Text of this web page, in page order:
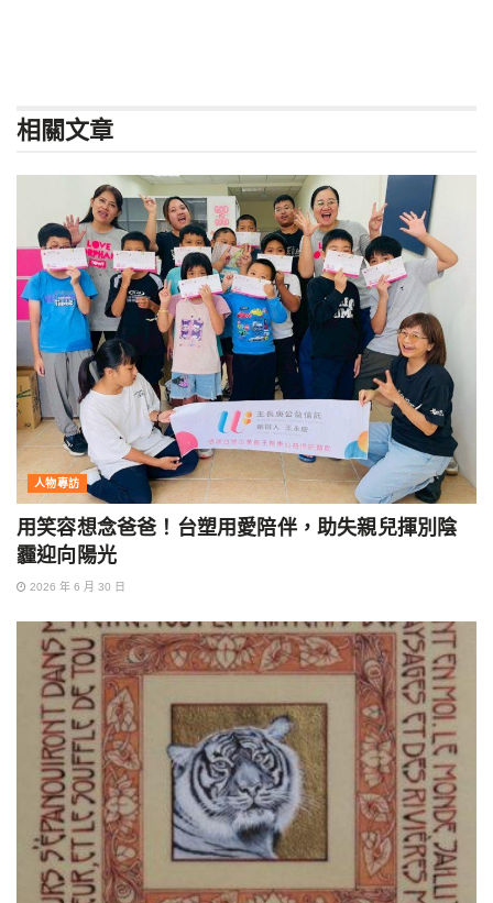
相關文章
人物專訪
用笑容想念爸爸！台塑用愛陪伴，助失親兒揮別陰
霾迎向陽光
2026 年 6 月 30 日